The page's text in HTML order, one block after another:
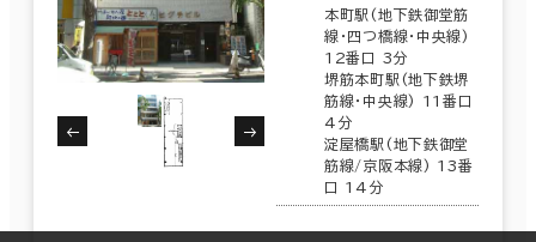
本町駅(地下鉄御堂筋
線･四つ橋線･中央線)
12番口 3分
堺筋本町駅(地下鉄堺
筋線･中央線) 11番口
4分
淀屋橋駅(地下鉄御堂
筋線/京阪本線) 13番
口 14分